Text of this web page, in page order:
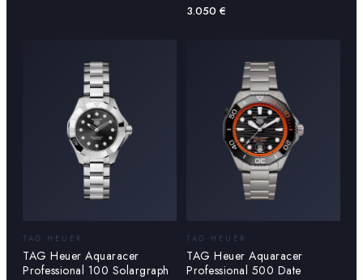
3.050 €
TAG HEUER
TAG Heuer Aquaracer
Professional 100 Solargraph
TAG HEUER
TAG Heuer Aquaracer
Professional 500 Date